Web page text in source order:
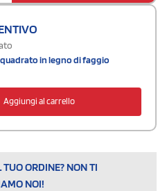
in legno di faggio
Aggiungi al carrello
ORDINE? NON TI
NOI!